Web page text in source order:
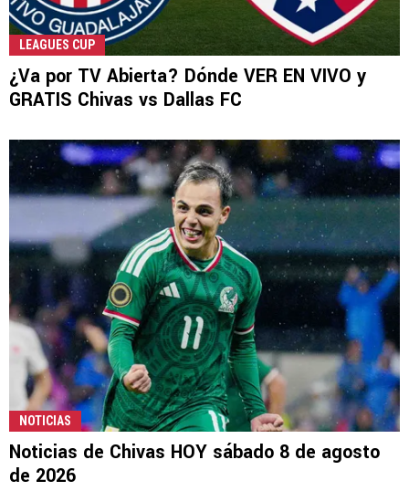
LEAGUES CUP
¿Va por TV Abierta? Dónde VER EN VIVO y
GRATIS Chivas vs Dallas FC
NOTICIAS
Noticias de Chivas HOY sábado 8 de agosto
de 2026